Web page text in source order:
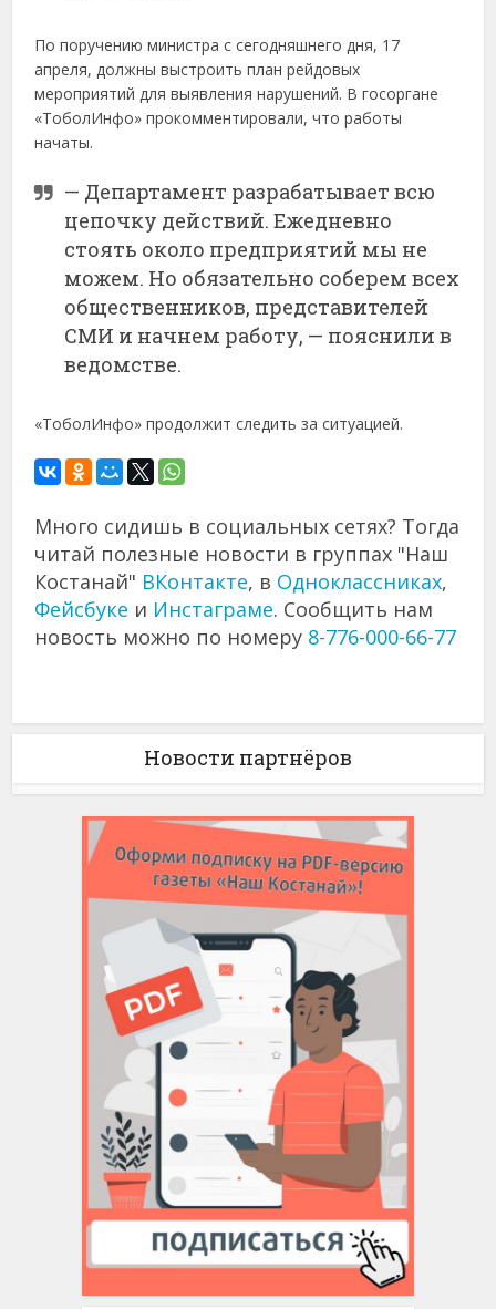
По поручению министра с сегодняшнего дня, 17
апреля, должны выстроить план рейдовых
мероприятий для выявления нарушений. В госоргане
«ТоболИнфо» прокомментировали, что работы
начаты.
— Департамент разрабатывает всю
цепочку действий. Ежедневно
стоять около предприятий мы не
можем. Но обязательно соберем всех
общественников, представителей
СМИ и начнем работу, — пояснили в
ведомстве.
«ТоболИнфо» продолжит следить за ситуацией.
Много сидишь в социальных сетях? Тогда
читай полезные новости в группах "Наш
Костанай" ВКонтакте, в Одноклассниках,
Фейсбуке и Инстаграме. Сообщить нам
новость можно по номеру 8-776-000-66-77
Новости партнёров